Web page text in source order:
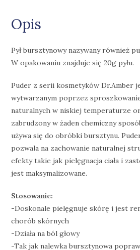
Opis
Pył bursztynowy nazywany również
W opakowaniu znajduje się 20g pyłu.
Puder z serii kosmetyków Dr.Amber
wytwarzanym poprzez
naturalnych w niskiej temperaturze
zabrudzony w żaden chemiczny
używa się do obróbki bursztynu.
pozwala na zachowanie naturalnej
efekty takie jak pielęgnacja ciała i
jest maksymalizowane.
Stosowanie:
-Doskonale pielęgnuje skórę i jest
chorób skórnych
-Działa na ból głowy
-Tak jak nalewka bursztynowa